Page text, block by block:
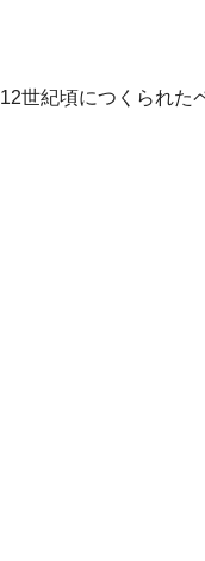
世紀頃につくられ